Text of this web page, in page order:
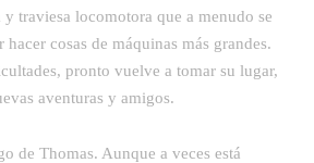
y traviesa locomotora que a menudo se
cosas de máquinas más grandes.
pronto vuelve a tomar su lugar,
aventuras y amigos.
de Thomas. Aunque a veces está